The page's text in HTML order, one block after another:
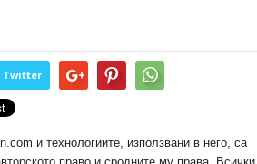
Twitter
и технологиите, използвани в него, са